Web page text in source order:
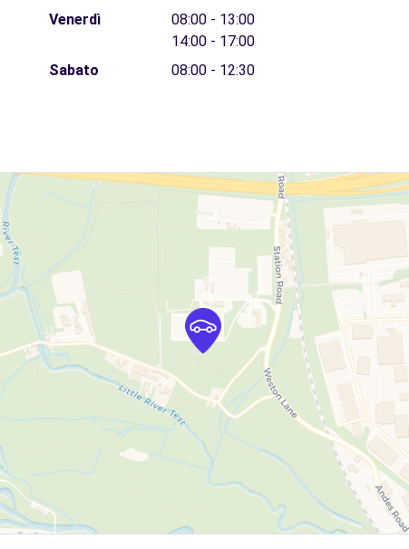
Venerdì
08:00 - 13:00
14:00 - 17:00
Sabato
08:00 - 12:30